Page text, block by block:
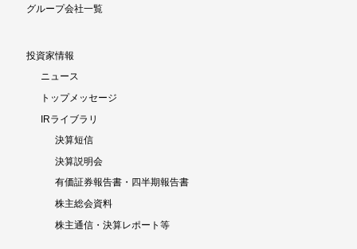
グループ会社一覧
投資家情報
ニュース
トップメッセージ
IRライブラリ
決算短信
決算説明会
有価証券報告書・四半期報告書
株主総会資料
株主通信・決算レポート等